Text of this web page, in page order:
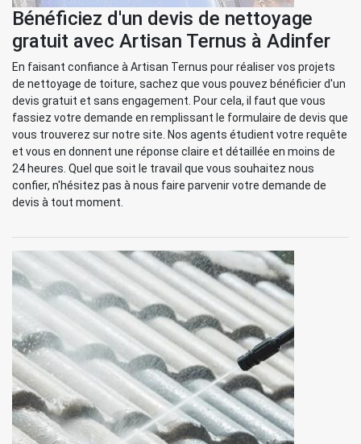
Bénéficiez d'un devis de nettoyage
gratuit avec Artisan Ternus à Adinfer
En faisant confiance à Artisan Ternus pour réaliser vos projets
de nettoyage de toiture, sachez que vous pouvez bénéficier d'un
devis gratuit et sans engagement. Pour cela, il faut que vous
fassiez votre demande en remplissant le formulaire de devis que
vous trouverez sur notre site. Nos agents étudient votre requête
et vous en donnent une réponse claire et détaillée en moins de
24 heures. Quel que soit le travail que vous souhaitez nous
confier, n'hésitez pas à nous faire parvenir votre demande de
devis à tout moment.